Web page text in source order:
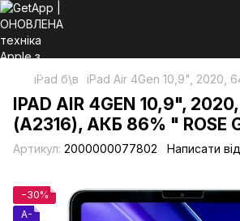
iPad б\в iPad Air 4Gen 10,9", 2020,
IPAD AIR 4GEN 10,9",
(А2316), АКБ 86% " ROSE
Артикул: 2000000077802 Написати
−30%
A-